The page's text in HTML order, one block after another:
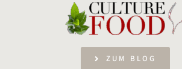
ZUM BLOG